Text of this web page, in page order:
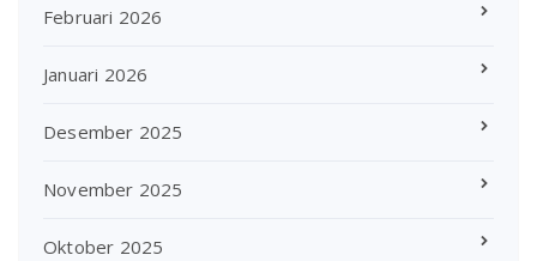
Februari 2026
Januari 2026
Desember 2025
November 2025
Oktober 2025